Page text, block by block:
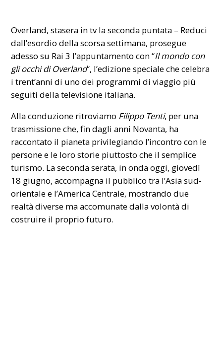
Overland, stasera in tv la seconda puntata – Reduci
dall’esordio della scorsa settimana, prosegue
adesso su Rai 3 l’appuntamento con “Il mondo con
gli occhi di Overland“, l’edizione speciale che celebra
i trent’anni di uno dei programmi di viaggio più
seguiti della televisione italiana.
Alla conduzione ritroviamo Filippo Tenti, per una
trasmissione che, fin dagli anni Novanta, ha
raccontato il pianeta privilegiando l’incontro con le
persone e le loro storie piuttosto che il semplice
turismo. La seconda serata, in onda oggi, giovedì
18 giugno, accompagna il pubblico tra l’Asia sud-
orientale e l’America Centrale, mostrando due
realtà diverse ma accomunate dalla volontà di
costruire il proprio futuro.